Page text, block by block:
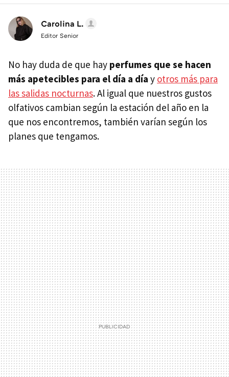
Carolina L.
Editor Senior
No hay duda de que hay perfumes que se hacen
más apetecibles para el día a día y otros más para
las salidas nocturnas. Al igual que nuestros gustos
olfativos cambian según la estación del año en la
que nos encontremos, también varían según los
planes que tengamos.